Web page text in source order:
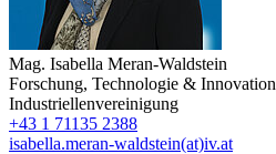
Mag. Isabella Meran-Waldstein
Forschung, Technologie & Innovation
Industriellenvereinigung
+43 1 71135 2388
isabella.meran-waldstein(at)iv.at